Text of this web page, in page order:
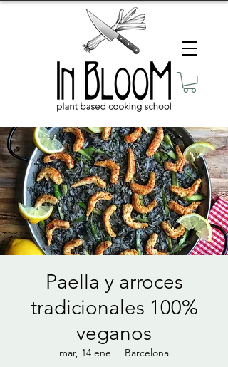
Paella y arroces
tradicionales 100%
veganos
mar, 14 ene
  |
Barcelona